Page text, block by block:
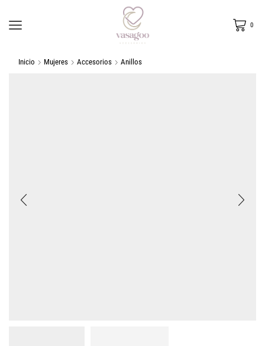
0
Inicio Mujeres Accesorios Anillos